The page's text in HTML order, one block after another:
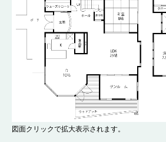
図面クリックで拡大表示されます。